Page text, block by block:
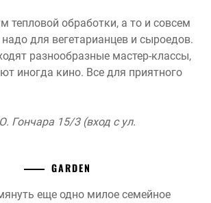
тепловой обработки, а то и совсем
для вегетарианцев и сыроедов.
разнообразные мастер-классы,
иногда кино. Все для приятного
Гончара 15/3 (вход с ул.
GARDEN
еще одно милое семейное